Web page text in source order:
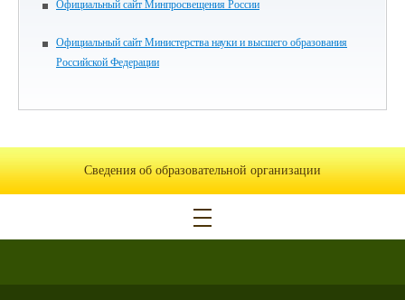
Официальный сайт Минпросвещения России
Официальный сайт Министерства науки и высшего образования
Российской Федерации
Сведения об образовательной организации